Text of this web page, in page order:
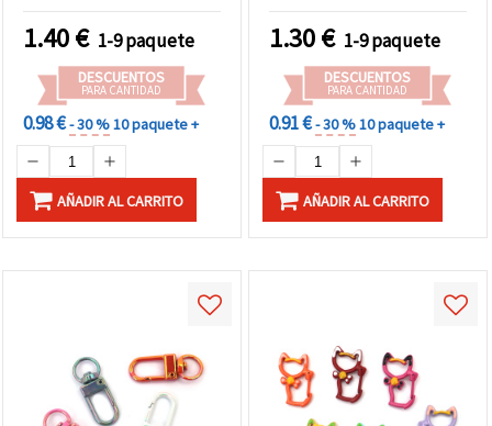
1.40€ 1-9 paquete
DESCUENTOS
PARA CANTIDAD
0.98 €- 30 %10 paquete +
AÑADIR AL CARRITO
1.30€ 1-9 paquete
DESCUENTOS
PARA CANTIDAD
0.91 €- 30 %10 paquete +
AÑADIR AL CARRITO